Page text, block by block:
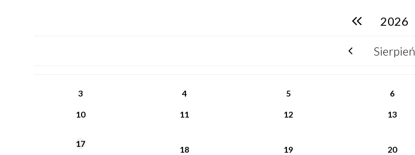
poprzedni rok2026
poprzedni miesiącSierpień
3
4 5 6
10 11 12 13
17
18 19 20